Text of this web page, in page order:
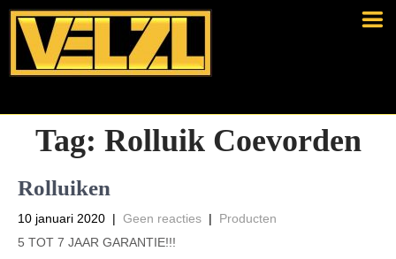
Tag: Rolluik Coevorden
Rolluiken
10 januari 2020 | Geen reacties | Producten
5 TOT 7 JAAR GARANTIE!!!